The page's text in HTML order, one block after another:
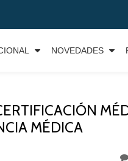
NOVEDADES
MÉDICA